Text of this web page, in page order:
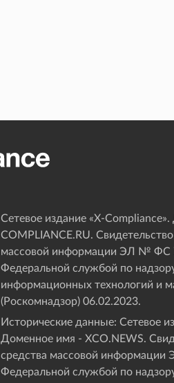
Сетевое издание «Х-
COMPLIANCE.RU.
массовой информации ЭЛ № ФС
Федеральной службой по
информационных технологий и
(Роскомнадзор) 06.02.2023.
Исторические данные: Сетевое
Доменное имя - XCO.NEWS.
средства массовой
Федеральной службой по